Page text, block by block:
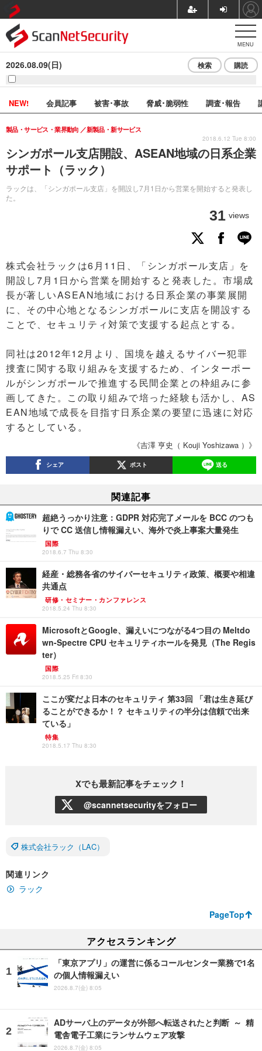
MENU
2026.08.09(日) 検索 購読
NEW! 会員記事 被害･事故 脅威･脆弱性 調査･報告
シンガポール支店開設、ASEAN地域の日系企業
サポート（ラック）
ラックは、「シンガポール支店」を開設し7月1日から営業を開始すると発表し
た。
製品・サービス・業界動向 新製品・新サービス
31 views
2018.6.12 Tue 8:00
株式会社ラックは6月11日、「シンガポール支店」を
開設し7月1日から営業を開始すると発表した。市場成
長が著しいASEAN地域における日系企業の事業展開
に、その中心地となるシンガポールに支店を開設する
ことで、セキュリティ対策で支援する起点とする。
同社は2012年12月より、国境を越えるサイバー犯罪
捜査に関する取り組みを支援するため、インターポー
ルがシンガポールで推進する民間企業との枠組みに参
画してきた。この取り組みで培った経験も活かし、AS
EAN地域で成長を目指す日系企業の要望に迅速に対応
するとしている。
《吉澤 亨史（ Kouji Yoshizawa ）》
シェア ポスト 送る
関連記事
超絶うっかり注意：GDPR 対応完了メールを BCC のつも
りで CC 送信し情報漏えい、海外で炎上事案大量発生
国際
2018.6.7 Thu 8:30
経産・総務各省のサイバーセキュリティ政策、概要や相違
共通点
研修・セミナー・カンファレンス
2018.5.24 Thu 8:30
MicrosoftとGoogle、漏えいにつながる4つ目の Meltdo
wn-Spectre CPU セキュリティホールを発見（The Regis
ter）
国際
2018.5.25 Fri 8:30
ここが変だよ日本のセキュリティ 第33回 「君は生き延び
ることができるか！？ セキュリティの半分は信頼で出来
ている」
特集
2018.5.17 Thu 8:30
Xでも最新記事をチェック！
@scannetsecurityをフォロー
株式会社ラック（LAC）
関連リンク
ラック
PageTop
アクセスランキング
「東京アプリ」の運営に係るコールセンター業務で1名
の個人情報漏えい
2026.8.7(金) 8:05
ADサーバ上のデータが外部へ転送されたと判断 ～ 精
電舎電子工業にランサムウェア攻撃
2026.8.7(金) 8:05